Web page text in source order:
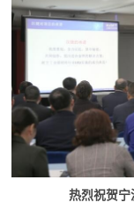
热烈祝贺宁